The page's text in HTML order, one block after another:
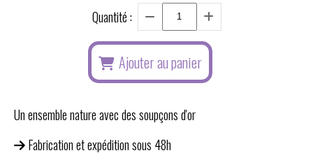
Quantité :
Ajouter au panier
Un ensemble nature avec des soupçons d'or
Fabrication et expédition sous 48h